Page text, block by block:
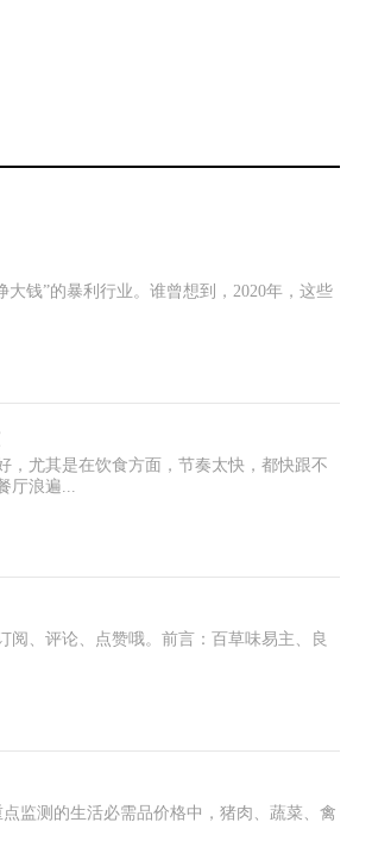
钱”的暴利行业。谁曾想到，2020年，这些
，尤其是在饮食方面，节奏太快，都快跟不
厅浪遍...
阅、评论、点赞哦。前言：百草味易主、良
监测的生活必需品价格中，猪肉、蔬菜、禽